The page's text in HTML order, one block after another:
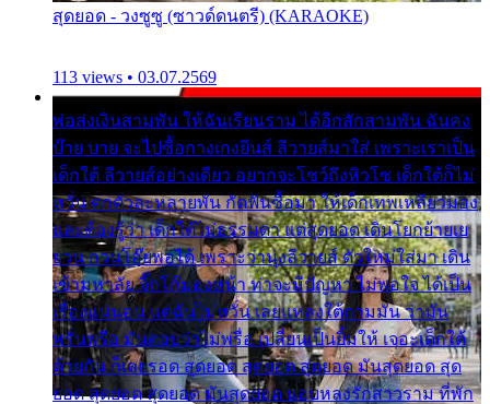
สุดยอด - วงซูซู (ซาวด์ดนตรี) (KARAOKE)
113 views • 03.07.2569
พ่อส่งเงินสามพัน ให้ฉันเรียนราม ได้อีกสักสามพัน ฉันคง
บ๊าย บาย จะไปซื้อกางเกงยีนส์ ลีวายส์มาใส่ เพราะเราเป็น
เด็กใต้ ลีวายส์อย่างเดียว อยากจะโชว์ถึงหิวโซ เด็กใต้ก็ไม่
หวั่น ตกตัวละหลายพัน กัดฟันซื้อมา ให้เด็กเทพเหลียวมอง
และต้องรู้ว่า เด็กใต้ไม่ธรรมดา แต่สุดยอด เดินโยกย้ายเย
ยวน กวนโอ๊ยพอได้ เพราะว่านุ่งลีวายส์ ตัวใหม่ใส่มา เดิน
เข้ามหาลัย จิ๊กโก๊มองหน้า ท่าจะมีปัญหา ไม่พอใจ ได้เป็น
เรื่องแน่นอน แต่ฉันไม่หวั่น เลยแหลงใต้ถามมัน ว่ามัน
พรั่นพรือ มันตอบว่าไม่พรื่อ เปลี่ยนเป็นยิ้มให้ เจอะเด็กใต้
ด้วยกัน ก็เลยรอด สุดยอด สุดยอด สุดยอด มันสุดยอด สุด
ยอด สุดยอด สุดยอด มันสุดยอด แอบหลงรักสาวราม ที่พัก